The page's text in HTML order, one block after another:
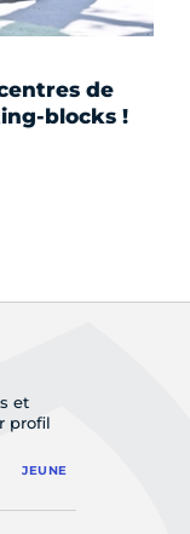
de
blocks !
suivante
et
profil
JEUNE